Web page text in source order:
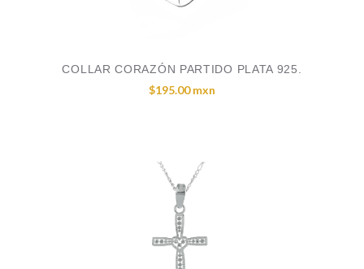
COLLAR CORAZÓN PARTIDO PLATA 925.
$195.00 mxn